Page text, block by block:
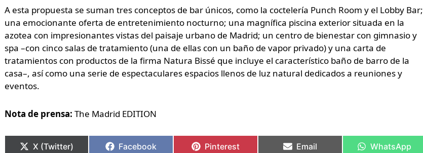
A esta propuesta se suman tres conceptos de bar únicos, como la coctelería Punch Room y el Lobby Bar;
una emocionante oferta de entretenimiento nocturno; una magnífica piscina exterior situada en la
azotea con impresionantes vistas del paisaje urbano de Madrid; un centro de bienestar con gimnasio y
spa –con cinco salas de tratamiento (una de ellas con un baño de vapor privado) y una carta de
tratamientos con productos de la firma Natura Bissé que incluye el característico baño de barro de la
casa–, así como una serie de espectaculares espacios llenos de luz natural dedicados a reuniones y
eventos.
Nota de prensa: The Madrid EDITION
X (Twitter) Facebook Pinterest Email WhatsApp